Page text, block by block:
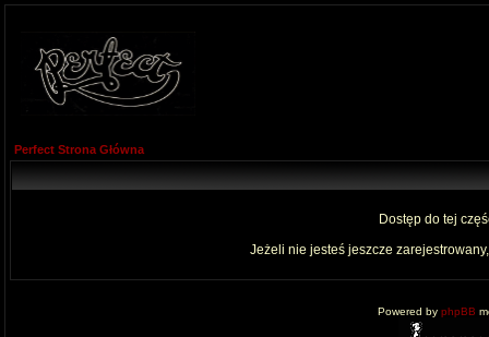
Perfect Strona Główna
Dostęp do tej
Jeżeli nie jesteś jeszcze
Powered by phpBB